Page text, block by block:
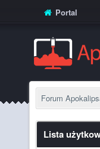
Portal
Forum
Lista